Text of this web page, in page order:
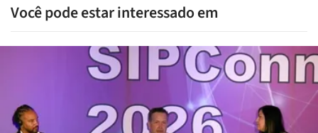
Você pode estar interessado em